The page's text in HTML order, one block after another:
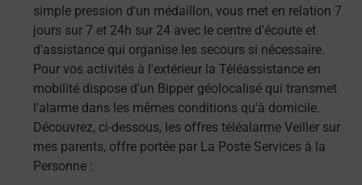
simple pression d'un médaillon, vous met en relation 7
jours sur 7 et 24h sur 24 avec le centre d'écoute et
d'assistance qui organise les secours si nécessaire.
Pour vos activités à l'extérieur la Téléassistance en
mobilité dispose d'un Bipper géolocalisé qui transmet
l'alarme dans les mêmes conditions qu'à domicile.
Découvrez, ci-dessous, les offres téléalarme Veiller sur
mes parents, offre portée par La Poste Services à la
Personne :